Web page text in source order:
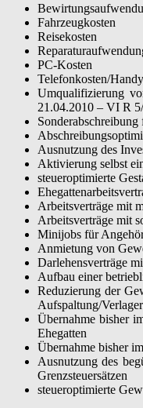
Fahrzeugkosten
Reisekosten
PC-Kosten
Telefonkosten/
Umqualifizierung
21.04.2010 – VI R
Ausnutzung des
Aktivierung selbst
steueroptimierte
Arbeitsverträge mit
Arbeitsverträge mit
Minijobs für
Anmietung von
Darlehensverträge
Aufbau einer
Reduzierung der
Aufspaltung/
Übernahme bisher
Ehegatten
Übernahme bisher
Ausnutzung des
Grenzsteuersätzen
steueroptimierte